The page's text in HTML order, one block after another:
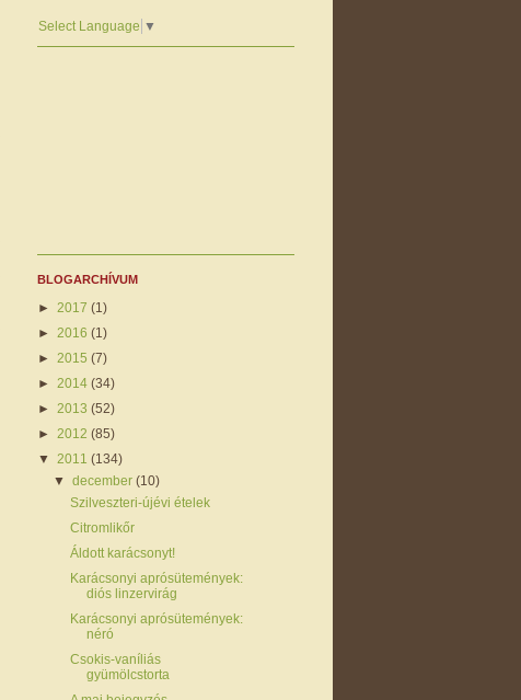
Select Language ▼
BLOGARCHÍVUM
► 2017 (1)
► 2016 (1)
► 2015 (7)
► 2014 (34)
► 2013 (52)
► 2012 (85)
▼ 2011 (134)
▼december(10)
Szilveszteri-újévi ételek
Citromlikőr
Áldott karácsonyt!
Karácsonyi aprósütemények:
diós linzervirág
Karácsonyi aprósütemények:
néró
Csokis-vaníliás
gyümölcstorta